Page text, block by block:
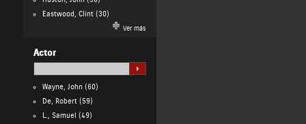
Eastwood, Clint(30)
Ver más
Actor
Wayne, John(60)
De, Robert(59)
L., Samuel (49)